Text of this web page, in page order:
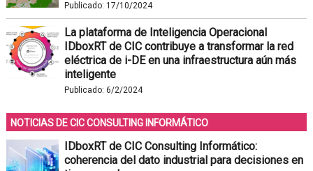
Publicado: 17/10/2024
La plataforma de Inteligencia Operacional
IDboxRT de CIC contribuye a transformar la red
eléctrica de i-DE en una infraestructura aún más
inteligente
Publicado: 6/2/2024
NOTICIAS DE CIC CONSULTING INFORMÁTICO
IDboxRT de CIC Consulting Informático:
coherencia del dato industrial para decisiones en